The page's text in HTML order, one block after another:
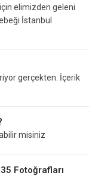
elimizden geleni
İstanbul
gerçekten. İçerik
misiniz
Fotoğrafları